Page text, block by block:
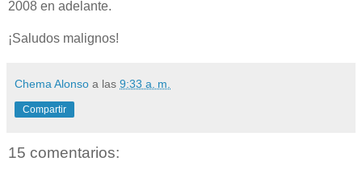
2008 en adelante.
¡Saludos malignos!
Chema Alonso a las 9:33 a. m.
Compartir
15 comentarios: